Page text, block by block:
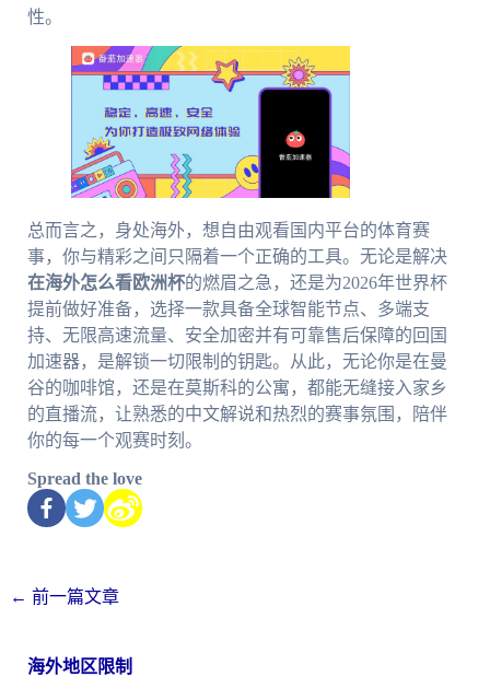
性。
总而言之，身处海外，想自由观看国内平台的体育赛
事，你与精彩之间只隔着一个正确的工具。无论是解决
在海外怎么看欧洲杯的燃眉之急，还是为2026年世界杯
提前做好准备，选择一款具备全球智能节点、多端支
持、无限高速流量、安全加密并有可靠售后保障的回国
加速器，是解锁一切限制的钥匙。从此，无论你是在曼
谷的咖啡馆，还是在莫斯科的公寓，都能无缝接入家乡
的直播流，让熟悉的中文解说和热烈的赛事氛围，陪伴
你的每一个观赛时刻。
Spread the love
← 前一篇文章
海外地区限制